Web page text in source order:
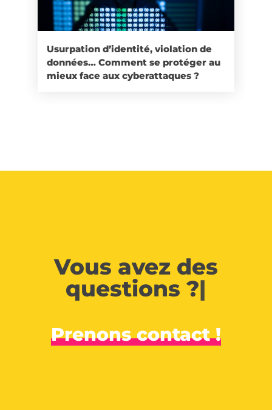
Usurpation d’identité, violation de
données… Comment se protéger au
mieux face aux cyberattaques ?
Vous avez des
questions ?|
Prenons contact !